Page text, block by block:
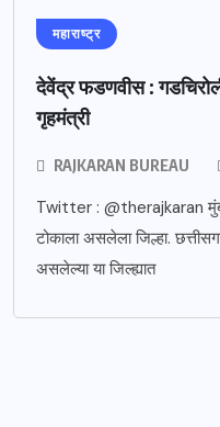
महाराष्ट्र
देवेंद्र फडणवीस :
गृहमंत्री
RAJKARAN BUREAU
Twitter : @therajkaran मुंबई
टोकाला असलेला जिल्हा.
असलेल्या या जिल्ह्यात